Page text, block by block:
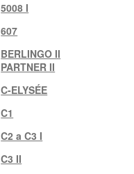
5008 I
607
BERLINGO II
PARTNER II
C-ELYSÉE
C1
C2 a C3 I
C3 II